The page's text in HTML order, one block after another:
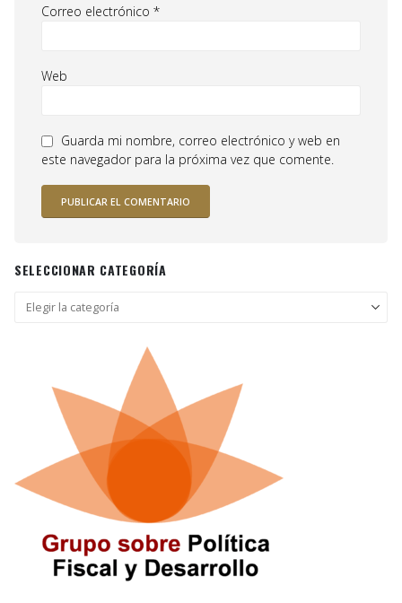
Correo electrónico *
Web
Guarda mi nombre, correo electrónico y web en
este navegador para la próxima vez que comente.
SELECCIONAR CATEGORÍA
Seleccionar
categoría